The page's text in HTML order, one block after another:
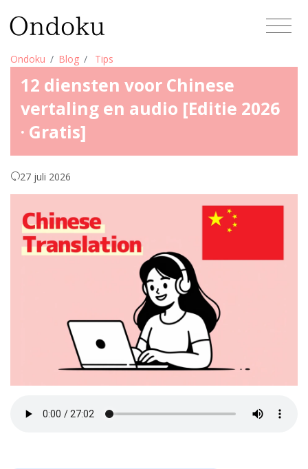
Ondoku Blog Tips
12 diensten voor Chinese
vertaling en audio [Editie 2026
· Gratis]
27 juli 2026